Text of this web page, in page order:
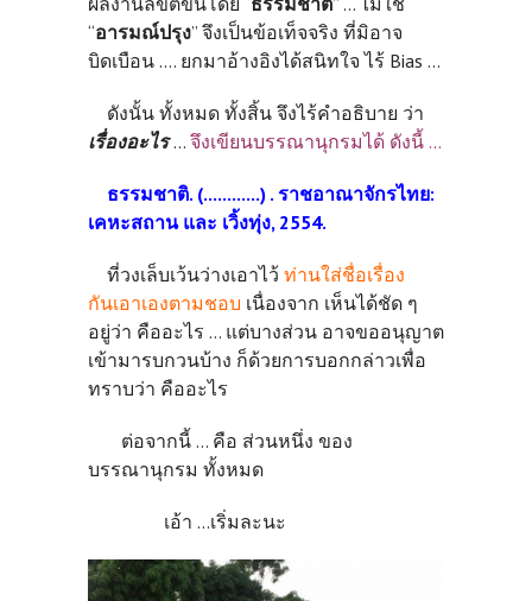
“อารมณ์ปรุง” จึงเป็นข้อเท็จจริง ที่มิอาจ
บิดเบือน .... ยกมาอ้างอิงได้สนิทใจ ไร้ Bias ...
ดังนั้น ทั้งหมด ทั้งสิ้น จึงไร้คำอธิบาย ว่า
เรื่องอะไร... จึงเขียนบรรณานุกรมได้ ดังนี้ ...
ธรรมชาติ. (............) . ราชอาณาจักรไทย:
เคหะสถาน และ เวิ้งทุ่ง, 2554.
ที่วงเล็บเว้นว่างเอาไว้ ท่านใส่ชื่อเรื่อง
กันเอาเองตามชอบ เนื่องจาก เห็นได้ชัด ๆ
อยู่ว่า คืออะไร ... แต่บางส่วน อาจขออนุญาต
เข้ามารบกวนบ้าง ก็ด้วยการบอกกล่าวเพื่อ
ทราบว่า คืออะไร
ต่อจากนี้ ... คือ ส่วนหนึ่ง ของ
บรรณานุกรม ทั้งหมด
เอ้า ...เริ่มละนะ